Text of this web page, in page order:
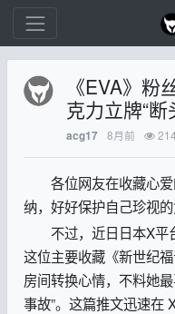
《EVA》粉
克力立牌“断
acg17 8月前 214
各位网友在收藏心爱
纳，好好保护自己珍视的
不过，近日日本X平台
这位主要收藏《新世纪
房间转换心情，不料她
事故”。这篇推文迅速在